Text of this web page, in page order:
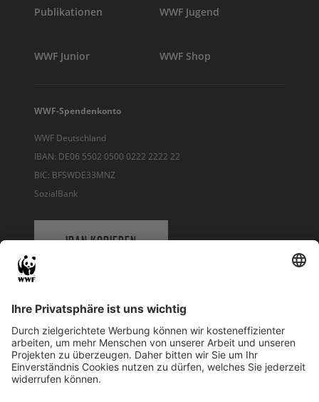
Publikationen WWF Jugend
WWF Junior WWF Shop
WWF-Spendenkonto
WWF Deutschland
IBAN: DE06 5502 0500 0222 2222 22
BIC: BFSWDE33MNZ
SozialBank
IBAN KOPIEREN
WWF Deutschland
Reinhardtstr. 18
10117 Berlin